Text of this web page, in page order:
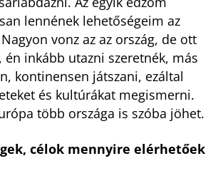
lennének lehetőségeim az
vonz az az ország, de ott
én inkább utazni szeretnék, más
kontinensen játszani, ezáltal
és kultúrákat megismerni.
több országa is szóba jöhet.
célok mennyire elérhetőek